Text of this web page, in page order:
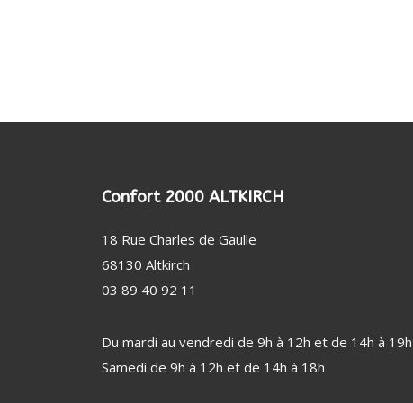
SANTÉ / BIEN-ÊTRE (46)
PÈSE-PERSONNE
THERMOMÈTRE / TENSIOMÈTRE
OBJET CONNECTÉ
NETTOYAGE / ENTRETIEN
Confort 2000 ALTKIRCH
18 Rue Charles de Gaulle
68130 Altkirch
03 89 40 92 11
Du mardi au vendredi de 9h à 12h et de 14h à 19h
Samedi de 9h à 12h et de 14h à 18h